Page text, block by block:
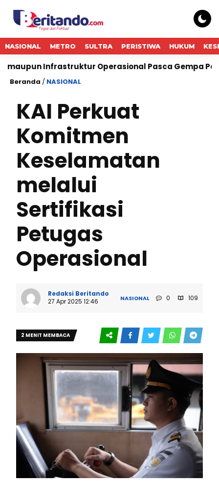
NASIONAL METRO SULTRA PERISTIWA HUKUM
Operasional Pasca Gempa Pangandaran
Beranda / NASIONAL
KAI Perkuat
Komitmen
Keselamatan
melalui
Sertifikasi
Petugas
Operasional
Redaksi Beritando
27 Apr 2025 12:46
NASIONAL 0 109
2 MENIT MEMBACA